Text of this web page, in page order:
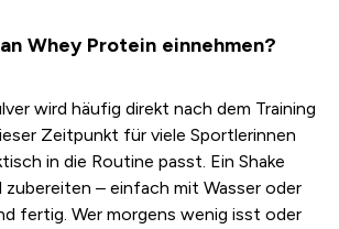
Whey Protein einnehmen?
wird häufig direkt nach dem Training
Zeitpunkt für viele Sportlerinnen
in die Routine passt. Ein Shake
zubereiten – einfach mit Wasser oder
fertig. Wer morgens wenig isst oder